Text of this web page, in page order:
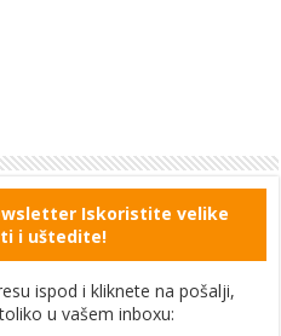
Iskoristite velike
i uštedite!
ispod i kliknete na pošalji,
u vašem inboxu: